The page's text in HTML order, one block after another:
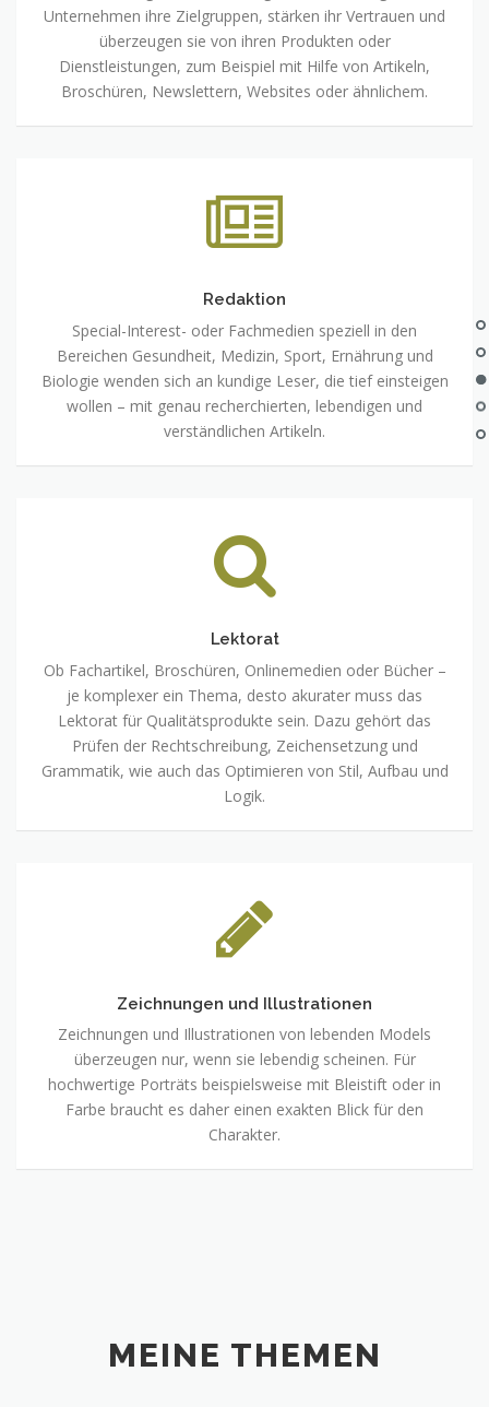
Unternehmen ihre Zielgruppen, stärken ihr Vertrauen und
überzeugen sie von ihren Produkten oder
Dienstleistungen, zum Beispiel mit Hilfe von Artikeln,
Broschüren, Newslettern, Websites oder ähnlichem.
Redaktion
Special-Interest- oder Fachmedien speziell in den
Bereichen Gesundheit, Medizin, Sport, Ernährung und
Biologie wenden sich an kundige Leser, die tief einsteigen
wollen – mit genau recherchierten, lebendigen und
verständlichen Artikeln.
Lektorat
Ob Fachartikel, Broschüren, Onlinemedien oder Bücher –
je komplexer ein Thema, desto akurater muss das
Lektorat für Qualitätsprodukte sein. Dazu gehört das
Prüfen der Rechtschreibung, Zeichensetzung und
Grammatik, wie auch das Optimieren von Stil, Aufbau und
Logik.
Zeichnungen und Illustrationen
Zeichnungen und Illustrationen von lebenden Models
überzeugen nur, wenn sie lebendig scheinen. Für
hochwertige Porträts beispielsweise mit Bleistift oder in
Farbe braucht es daher einen exakten Blick für den
Charakter.
MEINE THEMEN